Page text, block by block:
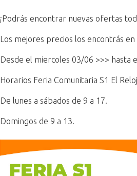
¡Podrás encontrar nuevas ofertas
Los mejores precios los encontrás en
Desde el miercoles 03/06 >>> hasta
Horarios Feria Comunitaria S1 El Reloj.
De lunes a sábados de 9 a 17.
Domingos de 9 a 13.